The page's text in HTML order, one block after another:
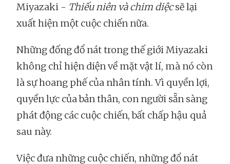
Miyazaki - Thiếu niên và chim diệcsẽ lại
xuất hiện một cuộc chiến nữa.
Những đống đổ nát trong thế giới Miyazaki
không chỉ hiện diện về mặt vật lí, mà nó còn
là sự hoang phế của nhân tính. Vì quyền lợi,
quyền lực của bản thân, con người sẵn sàng
phát động các cuộc chiến, bất chấp hậu quả
sau này.
Việc đưa những cuộc chiến, những đổ nát